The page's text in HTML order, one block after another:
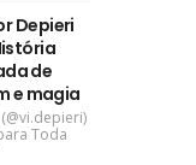
Depieri
de
e magia
Toda